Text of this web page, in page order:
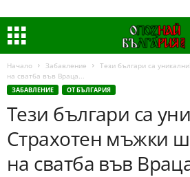
Начало Забавление
Тези българи са
на сватба във Враца...
ЗАБАВЛЕНИЕ ОТ БЪЛГАРИЯ
Тези българи са
Страхотен мъжки
на сватба във